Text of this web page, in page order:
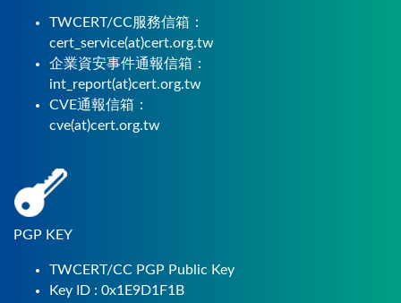
TWCERT/CC服務信箱：
cert_service(at)cert.org.tw
企業資安事件通報信箱：
int_report(at)cert.org.tw
CVE通報信箱：
cve(at)cert.org.tw
PGP KEY
TWCERT/CC PGP Public Key
Key ID : 0x1E9D1F1B